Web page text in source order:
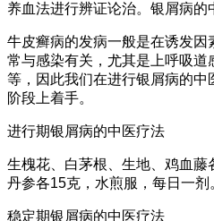
养血法进行辨证论治。银屑病的
牛皮癣病的发病一般是在诱发
常与感染有关，尤其是上呼吸道
等，因此我们在进行银屑病的
阶段上着手。
进行期银屑病的中医疗法
生槐花、白茅根、生地、鸡血藤
丹参各15克，水煎服，每日一剂
稳定期银屑病的中医疗法